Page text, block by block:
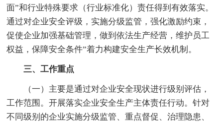
面”和行业特殊要求（行业标准化）责任得到有效落实。
通过对企业安全评级，实施分级监管，强化激励约束，
促使企业加强基础管理，做到依法生产经营，维护员工
权益，保障安全条件”着力构建安全生产长效机制。
三、工作重点
（一）主要是通过对企业安全现状进行级别评估，
工作范围。开展落实企业安全生产主体责任行动。针对
不同级别的企业实施分级监管、重点督促、治理隐患、